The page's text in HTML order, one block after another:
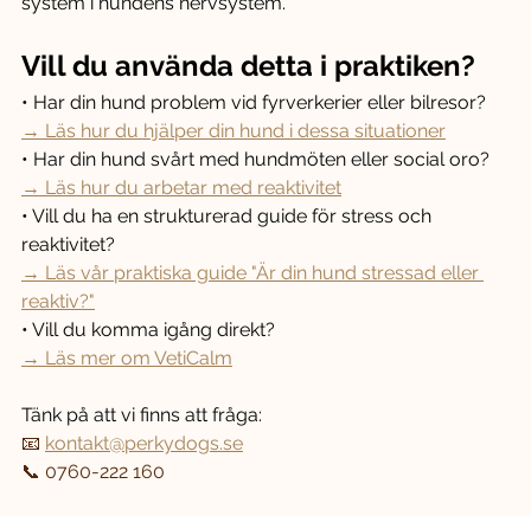
Vill du använda detta i praktiken?
• Har din hund problem vid fyrverkerier eller bilresor?
→ Läs hur du hjälper din hund i dessa situationer
• Har din hund svårt med hundmöten eller social oro?
→ Läs hur du arbetar med reaktivitet
• Vill du ha en strukturerad guide för stress och
reaktivitet?
→ Läs vår praktiska guide "Är din hund stressad eller
reaktiv?"
• Vill du komma igång direkt?
→ Läs mer om VetiCalm
Tänk på att vi finns att fråga:
📧 kontakt@perkydogs.se
📞 0760-222 160